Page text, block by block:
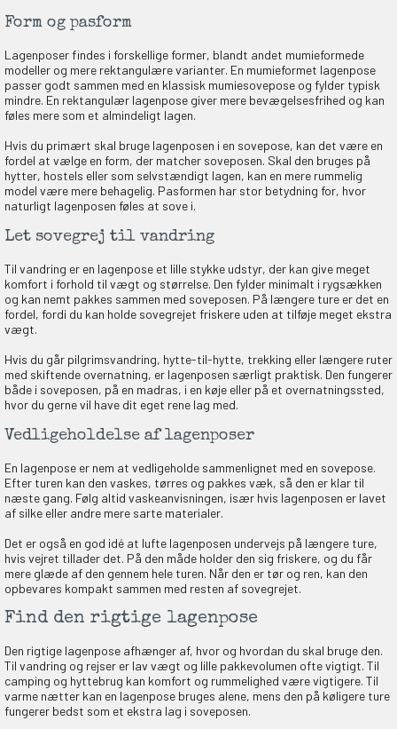
Form og pasform
Lagenposer findes i forskellige former, blandt andet mumieformede
modeller og mere rektangulære varianter. En mumieformet lagenpose
passer godt sammen med en klassisk mumiesovepose og fylder typisk
mindre. En rektangulær lagenpose giver mere bevægelsesfrihed og kan
føles mere som et almindeligt lagen.
Hvis du primært skal bruge lagenposen i en sovepose, kan det være en
fordel at vælge en form, der matcher soveposen. Skal den bruges på
hytter, hostels eller som selvstændigt lagen, kan en mere rummelig
model være mere behagelig. Pasformen har stor betydning for, hvor
naturligt lagenposen føles at sove i.
Let sovegrej til vandring
Til vandring er en lagenpose et lille stykke udstyr, der kan give meget
komfort i forhold til vægt og størrelse. Den fylder minimalt i rygsækken
og kan nemt pakkes sammen med soveposen. På længere ture er det en
fordel, fordi du kan holde sovegrejet friskere uden at tilføje meget ekstra
vægt.
Hvis du går pilgrimsvandring, hytte-til-hytte, trekking eller længere ruter
med skiftende overnatning, er lagenposen særligt praktisk. Den fungerer
både i soveposen, på en madras, i en køje eller på et overnatningssted,
hvor du gerne vil have dit eget rene lag med.
Vedligeholdelse af lagenposer
En lagenpose er nem at vedligeholde sammenlignet med en sovepose.
Efter turen kan den vaskes, tørres og pakkes væk, så den er klar til
næste gang. Følg altid vaskeanvisningen, især hvis lagenposen er lavet
af silke eller andre mere sarte materialer.
Det er også en god idé at lufte lagenposen undervejs på længere ture,
hvis vejret tillader det. På den måde holder den sig friskere, og du får
mere glæde af den gennem hele turen. Når den er tør og ren, kan den
opbevares kompakt sammen med resten af sovegrejet.
Find den rigtige lagenpose
Den rigtige lagenpose afhænger af, hvor og hvordan du skal bruge den.
Til vandring og rejser er lav vægt og lille pakkevolumen ofte vigtigt. Til
camping og hyttebrug kan komfort og rummelighed være vigtigere. Til
varme nætter kan en lagenpose bruges alene, mens den på køligere ture
fungerer bedst som et ekstra lag i soveposen.